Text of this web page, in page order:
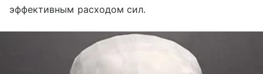
эффективным расходом сил.